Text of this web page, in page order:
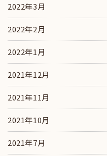
2022年3月
2022年2月
2022年1月
2021年12月
2021年11月
2021年10月
2021年7月